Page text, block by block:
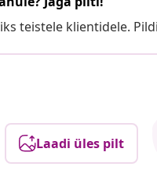
teistele klientidele.
Laadi üles pilt